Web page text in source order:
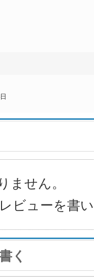
ません。
ビューを書
く